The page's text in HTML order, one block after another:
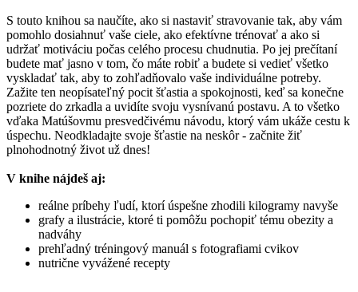
S touto knihou sa naučíte, ako si nastaviť stravovanie tak, aby vám
pomohlo dosiahnuť vaše ciele, ako efektívne trénovať a ako si
udržať motiváciu počas celého procesu chudnutia. Po jej prečítaní
budete mať jasno v tom, čo máte robiť a budete si vedieť všetko
vyskladať tak, aby to zohľadňovalo vaše individuálne potreby.
Zažite ten neopísateľný pocit šťastia a spokojnosti, keď sa konečne
pozriete do zrkadla a uvidíte svoju vysnívanú postavu. A to všetko
vďaka Matúšovmu presvedčivému návodu, ktorý vám ukáže cestu k
úspechu. Neodkladajte svoje šťastie na neskôr - začnite žiť
plnohodnotný život už dnes!
V knihe nájdeš aj:
reálne príbehy ľudí, ktorí úspešne zhodili kilogramy navyše
grafy a ilustrácie, ktoré ti pomôžu pochopiť tému obezity a
nadváhy
prehľadný tréningový manuál s fotografiami cvikov
nutrične vyvážené recepty